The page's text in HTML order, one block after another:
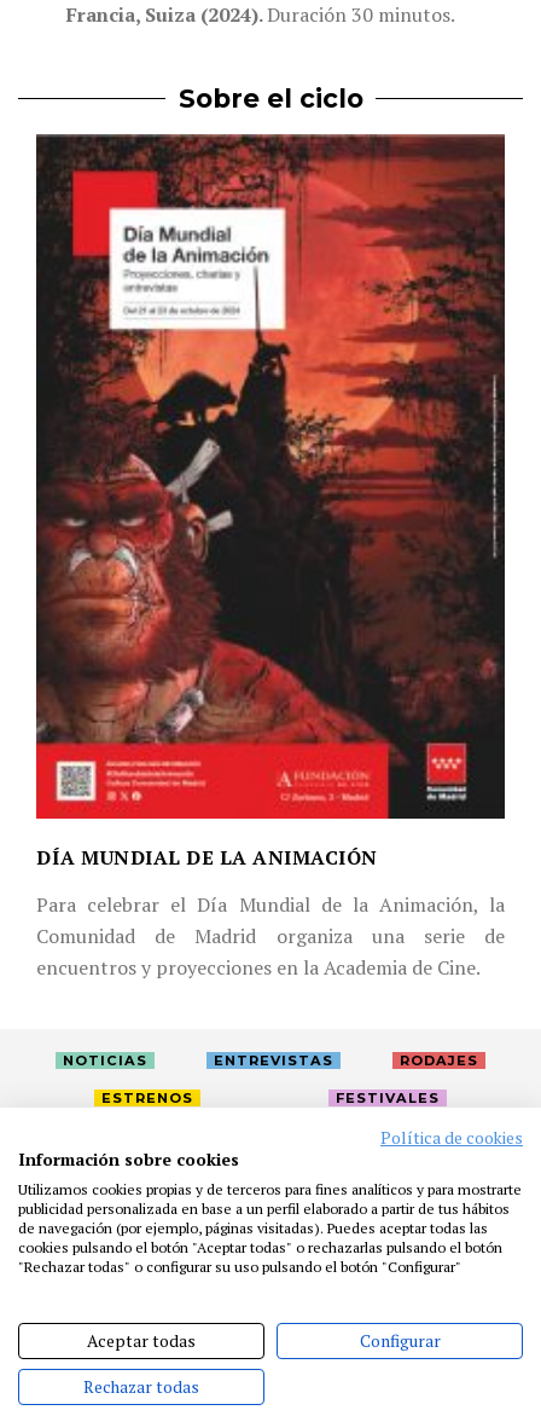
Francia, Suiza (2024).Duración 30 minutos.
Sobre el ciclo
DÍA MUNDIAL DE LA ANIMACIÓN
Para celebrar el Día Mundial de la Animación, la
Comunidad de Madrid organiza una serie de
encuentros y proyecciones en la Academia de Cine.
NOTICIAS ENTREVISTAS RODAJES
ESTRENOS FESTIVALES
PRENSA
FUNDACIÓN RESIDENCIAS
AYUDAS
BIBLIOTECA
PUBLICACIONES
CONTACTO
Política de cookies
Información sobre cookies
Utilizamos cookies propias y de terceros para fines analíticos y para mostrarte
publicidad personalizada en base a un perfil elaborado a partir de tus hábitos
de navegación (por ejemplo, páginas visitadas). Puedes aceptar todas las
cookies pulsando el botón "Aceptar todas" o rechazarlas pulsando el botón
"Rechazar todas" o configurar su uso pulsando el botón "Configurar"
Aceptar todas Configurar
Rechazar todas